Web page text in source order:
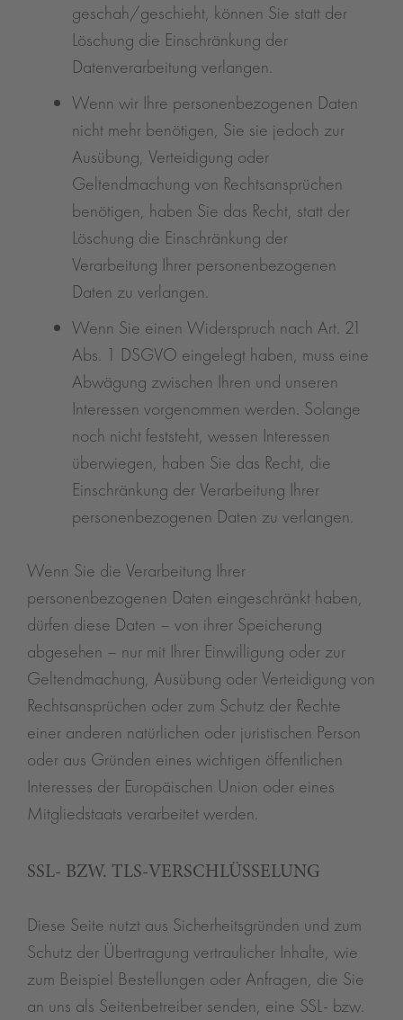
geschah/geschieht, können Sie statt der
Löschung die Einschränkung der
Datenverarbeitung verlangen.
Wenn wir Ihre personenbezogenen Daten
nicht mehr benötigen, Sie sie jedoch zur
Ausübung, Verteidigung oder
Geltendmachung von Rechtsansprüchen
benötigen, haben Sie das Recht, statt der
Löschung die Einschränkung der
Verarbeitung Ihrer personenbezogenen
Daten zu verlangen.
Wenn Sie einen Widerspruch nach Art. 21
Abs. 1 DSGVO eingelegt haben, muss eine
Abwägung zwischen Ihren und unseren
Interessen vorgenommen werden. Solange
noch nicht feststeht, wessen Interessen
überwiegen, haben Sie das Recht, die
Einschränkung der Verarbeitung Ihrer
personenbezogenen Daten zu verlangen.
Wenn Sie die Verarbeitung Ihrer
personenbezogenen Daten eingeschränkt haben,
dürfen diese Daten – von ihrer Speicherung
abgesehen – nur mit Ihrer Einwilligung oder zur
Geltendmachung, Ausübung oder Verteidigung von
Rechtsansprüchen oder zum Schutz der Rechte
einer anderen natürlichen oder juristischen Person
oder aus Gründen eines wichtigen öffentlichen
Interesses der Europäischen Union oder eines
Mitgliedstaats verarbeitet werden.
SSL- BZW. TLS-VERSCHLÜSSELUNG
Diese Seite nutzt aus Sicherheitsgründen und zum
Schutz der Übertragung vertraulicher Inhalte, wie
zum Beispiel Bestellungen oder Anfragen, die Sie
an uns als Seitenbetreiber senden, eine SSL- bzw.